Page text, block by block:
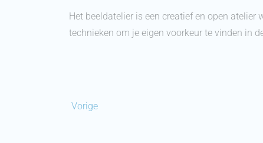
Het beeldatelier is een creatief en open
technieken om je eigen voorkeur te vinden in
Vorige